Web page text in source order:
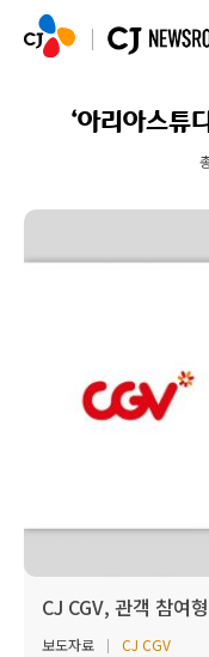
‘아리아스튜
CJ CGV, 관객 참여
보도자료
CJ CGV